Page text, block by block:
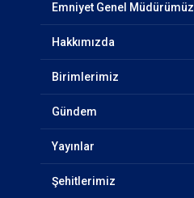
Emniyet Genel Müdürümüz
Hakkımızda
Birimlerimiz
Gündem
Yayınlar
Şehitlerimiz